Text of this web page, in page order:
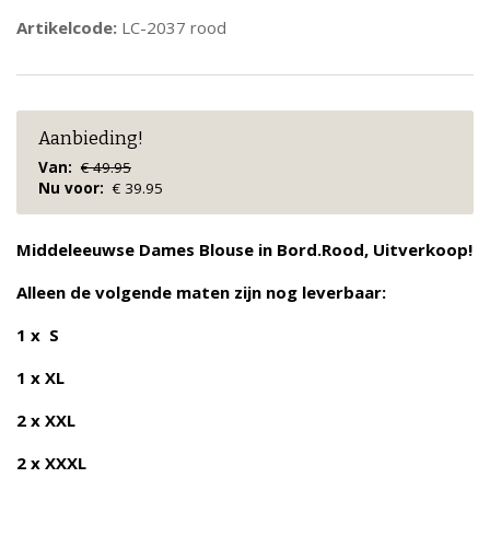
Artikelcode: LC-2037 rood
Aanbieding!
Van: € 49.95
Nu voor: € 39.95
Middeleeuwse Dames Blouse in Bord.Rood, Uitverkoop!
Alleen de volgende maten zijn nog leverbaar:
1 x S
1 x XL
2 x XXL
2 x XXXL